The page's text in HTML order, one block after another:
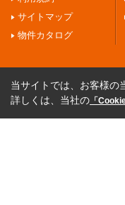
サイトマップ
物件カタログ
当サイトでは、お客様の
詳しくは、当社の 「